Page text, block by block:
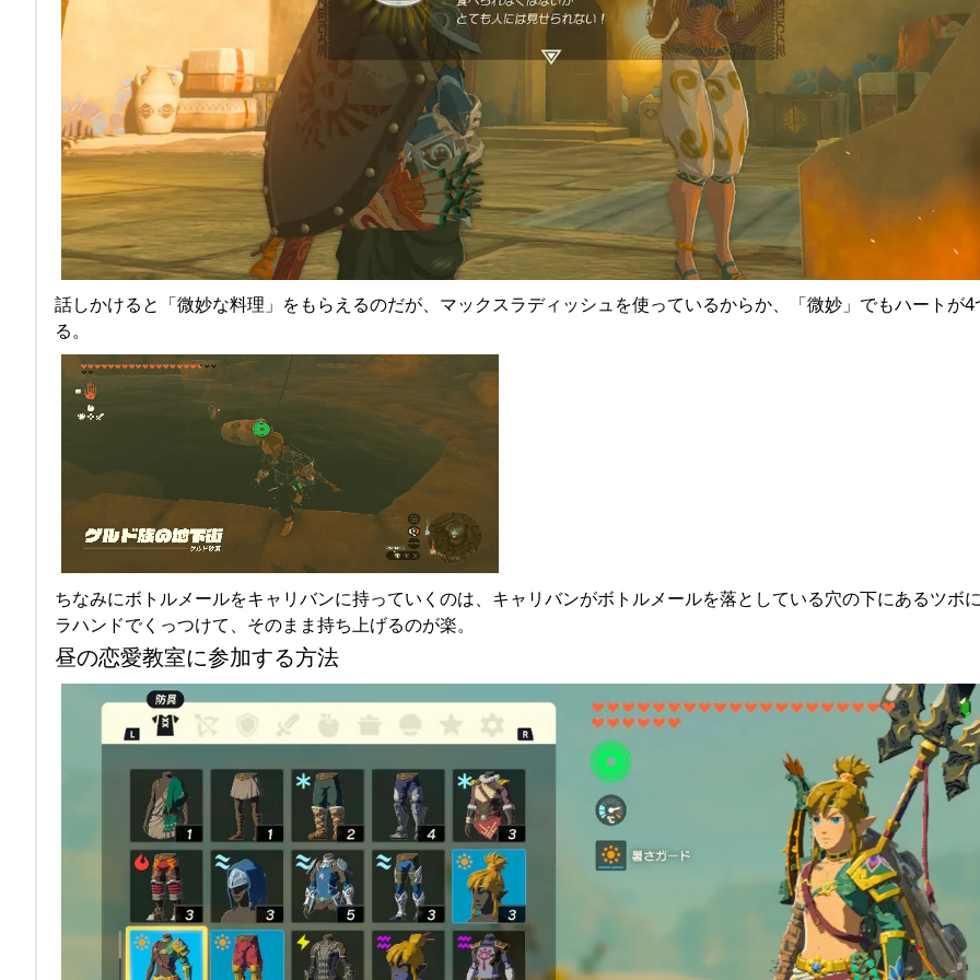
話しかけると「微妙な料理」をもらえるのだが、マックスラディッシュを使っているからか、「微妙」でもハートが4
る。
ちなみにボトルメールをキャリバンに持っていくのは、キャリバンがボトルメールを落としている穴の下にあるツボ
ラハンドでくっつけて、そのまま持ち上げるのが楽。
昼の恋愛教室に参加する方法